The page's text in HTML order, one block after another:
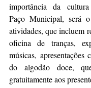
importância da
Paço Municipal, será
atividades, que incluem
oficina de tranças,
músicas, apresentações
do algodão doce,
gratuitamente aos